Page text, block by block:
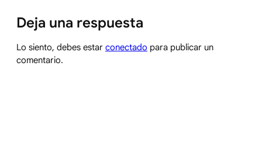
Deja una respuesta
Lo siento, debes estar conectado para publicar un
comentario.